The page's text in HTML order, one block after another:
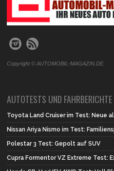
Copyright © AUTOMOBIL-MAGAZIN.DE.
AUTOTESTS UND FAHRBERICHTE
Toyota Land Cruiser im Test: Neue
Nissan Ariya Nismo im Test:
Polestar 3 Test: Gepolt auf SUV
Cupra Formentor VZ Extreme Test: